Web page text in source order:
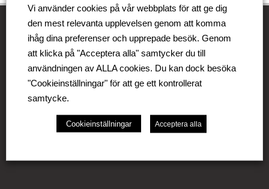
Be-Ge Koncernen
Be-Ge Koncernen är en familjeägd företagsgrupp med
Litauen, Nederländerna och Tyskland. Koncernen
omfattar affärsområdena Be-Ge Seating Division,
Be-Ge Component Division och Be-Ge Vehicle
Vi använder cookies på vår webbplats för att ge dig
den mest relevanta upplevelsen genom att komma
ihåg dina preferenser och upprepade besök. Genom
att klicka på "Acceptera alla" samtycker du till
användningen av ALLA cookies. Du kan dock besöka
"Cookieinställningar" för att ge ett kontrollerat
samtycke.
Cookieinställningar Acceptera alla